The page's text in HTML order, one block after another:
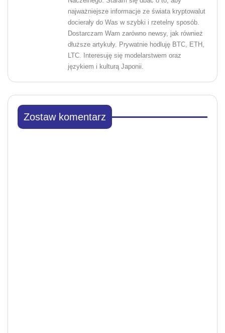
najważniejsze informacje ze świata kryptowalut
docierały do Was w szybki i rzetelny sposób.
Dostarczam Wam zarówno newsy, jak również
dłuższe artykuły. Prywatnie hodluję BTC, ETH,
LTC. Interesuję się modelarstwem oraz
językiem i kulturą Japonii.
Zostaw komentarz